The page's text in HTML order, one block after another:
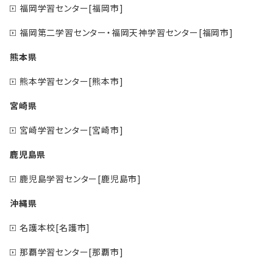
福岡学習センター[福岡市]
福岡第二学習センター・福岡天神学習センター[福岡市]
熊本県
熊本学習センター[熊本市]
宮崎県
宮崎学習センター[宮崎市]
鹿児島県
鹿児島学習センター[鹿児島市]
沖縄県
名護本校[名護市]
那覇学習センター[那覇市]